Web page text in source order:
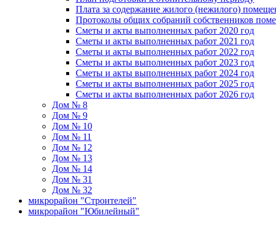
Плата за содержание жилого (нежилого)
Протоколы общих собраний собственников
Сметы и акты выполненных работ 2020 год
Сметы и акты выполненных работ 2021 год
Сметы и акты выполненных работ 2022 год
Сметы и акты выполненных работ 2023 год
Сметы и акты выполненных работ 2024 год
Сметы и акты выполненных работ 2025 год
Сметы и акты выполненных работ 2026 год
Дом № 8
Дом № 9
Дом № 10
Дом № 11
Дом № 12
Дом № 13
Дом № 14
Дом № 31
Дом № 32
микрорайон "Строителей"
микрорайон "Юбилейный"